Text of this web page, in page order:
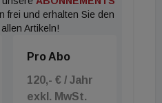
frei und erhalten Sie den
Artikeln!
Pro Abo
120,- € / Jahr
exkl. MwSt.